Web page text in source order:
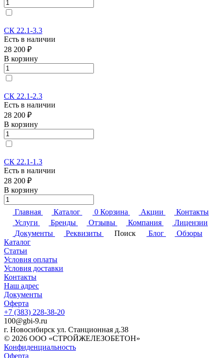
СК 22.1-3.3
Есть в наличии
28 200 ₽
В корзину
СК 22.1-2.3
Есть в наличии
28 200 ₽
В корзину
СК 22.1-1.3
Есть в наличии
28 200 ₽
В корзину
Главная Каталог 0 Корзина Акции
Контакты
Услуги
Бренды Отзывы Компания
Лицензии
Документы
Реквизиты Поиск Блог
Обзоры
Каталог
Статьи
Условия оплаты
Условия доставки
Контакты
Наш адрес
Документы
Оферта
+7 (383) 228-38-20
100@gbi-9.ru
г. Новосибирск ул. Станционная д.38
© 2026 ООО «СТРОЙЖЕЛЕЗОБЕТОН»
Конфиденциальность
Оферта